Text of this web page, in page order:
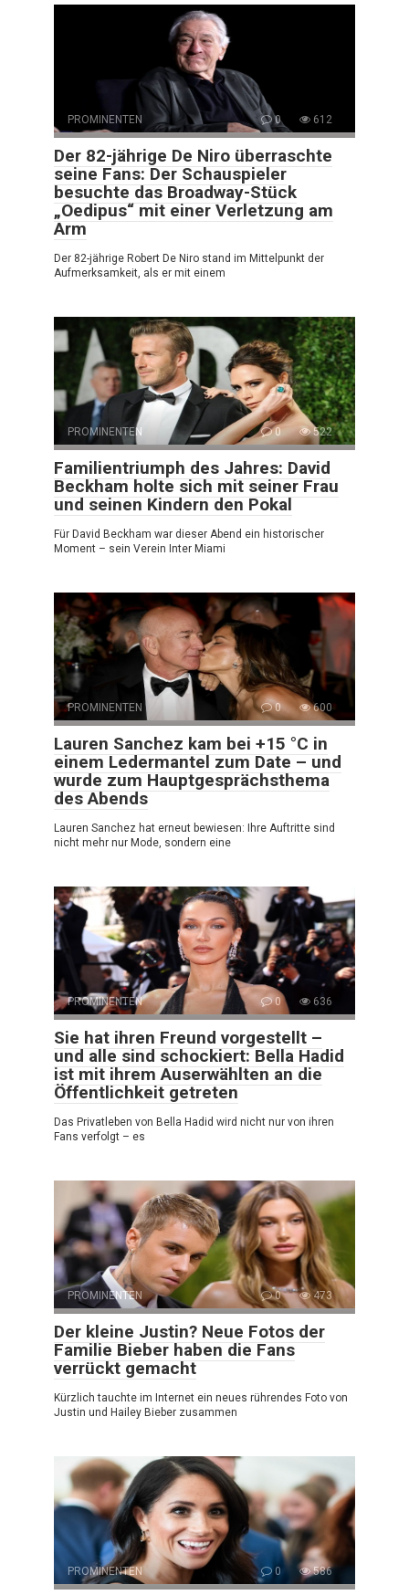
PROMINENTEN 0 612
Der 82-jährige De Niro überraschte
seine Fans: Der Schauspieler
besuchte das Broadway-Stück
„Oedipus“ mit einer Verletzung am
Arm
Der 82-jährige Robert De Niro stand im Mittelpunkt der
Aufmerksamkeit, als er mit einem
PROMINENTEN 0 522
Familientriumph des Jahres: David
Beckham holte sich mit seiner Frau
und seinen Kindern den Pokal
Für David Beckham war dieser Abend ein historischer
Moment – sein Verein Inter Miami
PROMINENTEN 0 600
Lauren Sanchez kam bei +15 °C in
einem Ledermantel zum Date – und
wurde zum Hauptgesprächsthema
des Abends
Lauren Sanchez hat erneut bewiesen: Ihre Auftritte sind
nicht mehr nur Mode, sondern eine
PROMINENTEN 0 636
Sie hat ihren Freund vorgestellt –
und alle sind schockiert: Bella Hadid
ist mit ihrem Auserwählten an die
Öffentlichkeit getreten
Das Privatleben von Bella Hadid wird nicht nur von ihren
Fans verfolgt – es
PROMINENTEN 0 473
Der kleine Justin? Neue Fotos der
Familie Bieber haben die Fans
verrückt gemacht
Kürzlich tauchte im Internet ein neues rührendes Foto von
Justin und Hailey Bieber zusammen
PROMINENTEN 0 586